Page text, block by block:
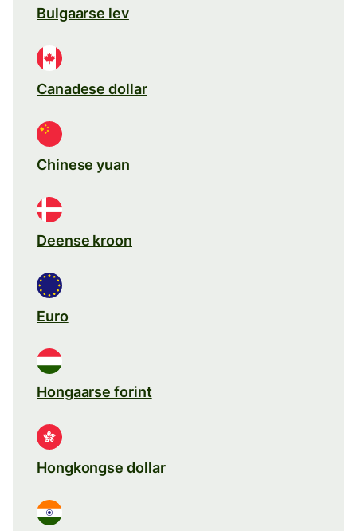
Bulgaarse lev
Canadese dollar
Chinese yuan
Deense kroon
Euro
Hongaarse forint
Hongkongse dollar